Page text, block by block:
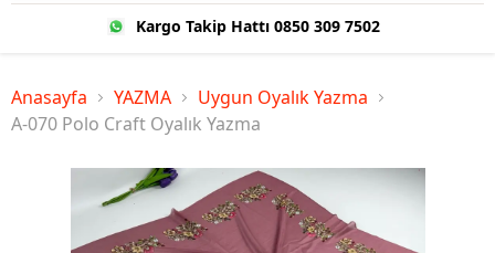
Kargo Takip Hattı 0850 309 7502
Anasayfa YAZMA
Uygun Oyalık Yazma
A-070 Polo Craft Oyalık Yazma